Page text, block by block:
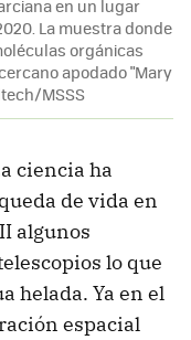
en un lugar
La muestra donde
orgánicas
apodado "Mary
MSSS
ciencia ha
de vida en
algunos
lo que
helada. Ya en el
espacial